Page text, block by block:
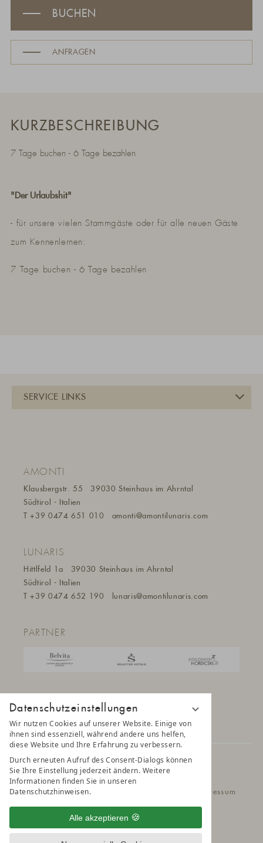
Datenschutzeinstellungen
Wir nutzen Cookies auf unserer Website. Einige von
ihnen sind essenziell, während andere uns helfen,
diese Website und Ihre Erfahrung zu verbessern.
Durch erneuten Aufruf des Consent-Dialogs können
Sie Ihre Einstellung jederzeit ändern. Weitere
Informationen finden Sie in unseren
Datenschutzhinweisen.
Alle akzeptieren
BUCHEN
ANFRAGEN
KURZBESCHREIBUNG
7 Tage buchen - 6 Tage bezahlen
"Der Urlaubshit"
- für unsere vielen Stammgäste oder für alle neuen Gäste
zum Kennenlernen:
7 Tage buchen - 6 Tage bezahlen
AMONTI
Klausbergstr. 55
39030 Steinhaus im Ahrntal
Südtirol - Italien
T+39 0474 651 010 amonti@amontilunaris.com
LUNARIS
Hittlfeld 1a
39030 Steinhaus im Ahrntal
Südtirol - Italien
T+39 0474 652 190 lunaris@amontilunaris.com
PARTNER
© 2025 AMONTI & LUNARIS Wellnessresort
Datenschutz Datenschutzeinstellungen Impressum
Belvita Leading Wellnesshotel